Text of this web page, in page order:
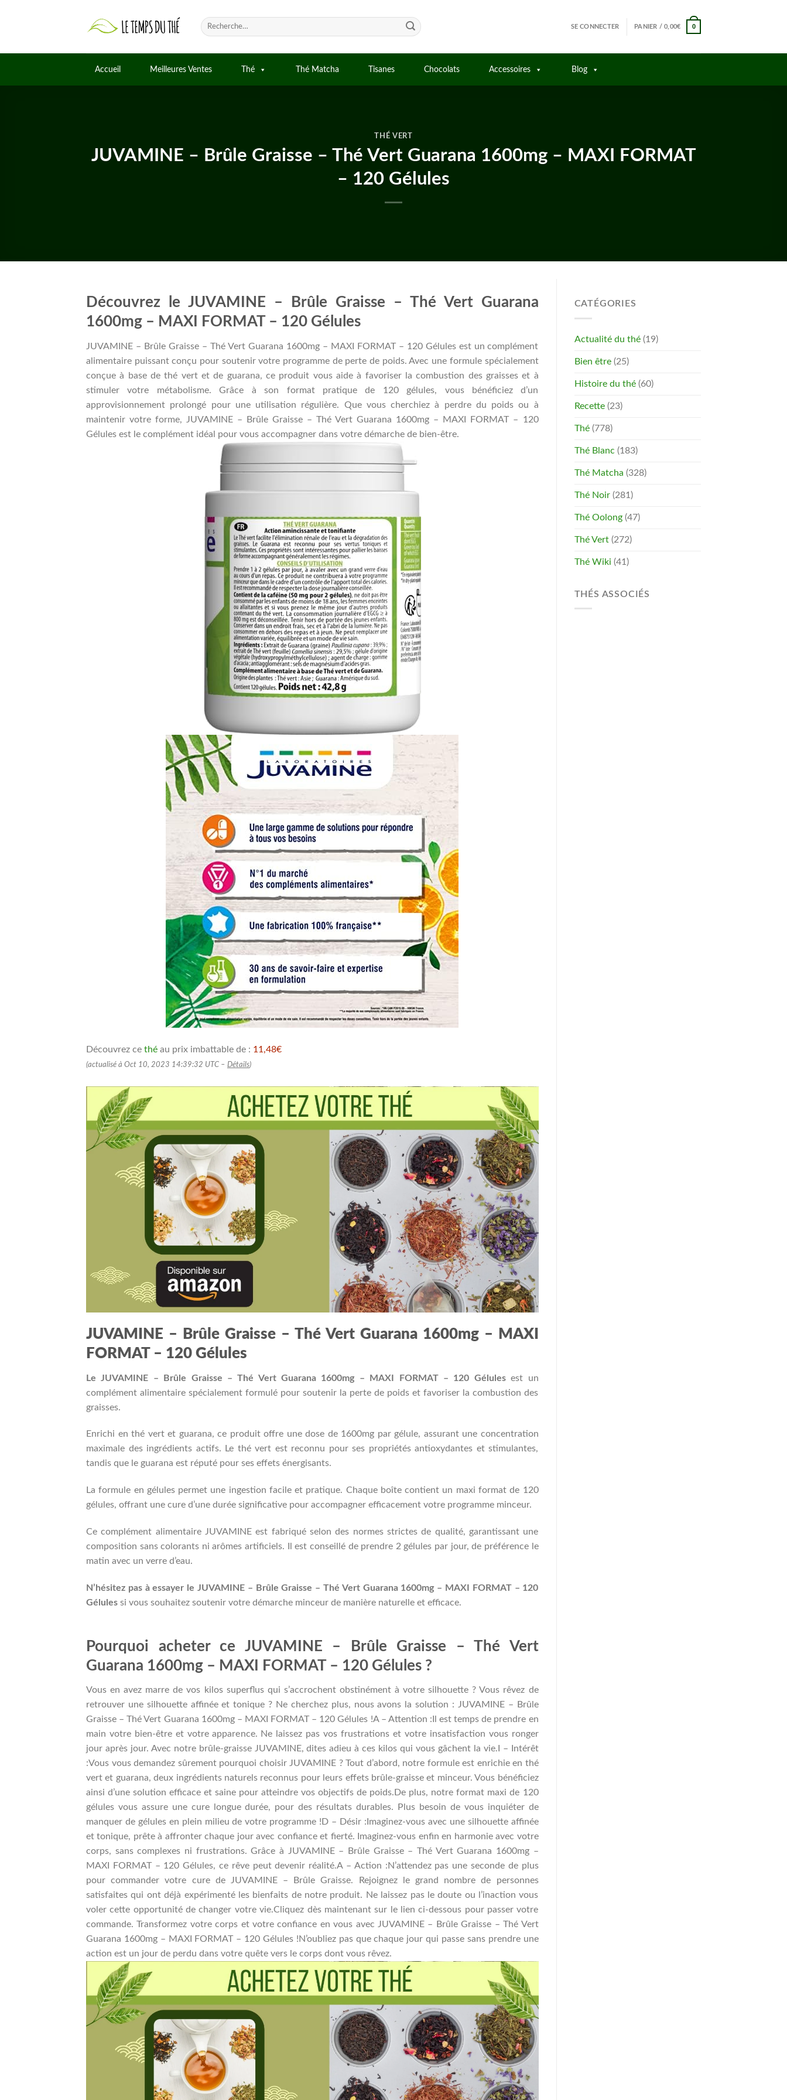
Recherche
pour :
SE CONNECTER PANIER /0,00€ 0
Accueil Meilleures Ventes Thé Thé Matcha Tisanes Chocolats Accessoires Blog
THÉ VERT
JUVAMINE – Brûle Graisse – Thé Vert Guarana 1600mg – MAXI FORMAT
– 120 Gélules
Découvrez le JUVAMINE – Brûle Graisse – Thé Vert Guarana
1600mg – MAXI FORMAT – 120 Gélules
JUVAMINE – Brûle Graisse – Thé Vert Guarana 1600mg – MAXI FORMAT – 120 Gélules est un complément
alimentaire puissant conçu pour soutenir votre programme de perte de poids. Avec une formule spécialement
conçue à base de thé vert et de guarana, ce produit vous aide à favoriser la combustion des graisses et à
stimuler votre métabolisme. Grâce à son format pratique de 120 gélules, vous bénéficiez d’un
approvisionnement prolongé pour une utilisation régulière. Que vous cherchiez à perdre du poids ou à
maintenir votre forme, JUVAMINE – Brûle Graisse – Thé Vert Guarana 1600mg – MAXI FORMAT – 120
Gélules est le complément idéal pour vous accompagner dans votre démarche de bien-être.
Découvrez ce thé au prix imbattable de : 11,48€
(actualisé à Oct 10, 2023 14:39:32 UTC – Détails)
JUVAMINE – Brûle Graisse – Thé Vert Guarana 1600mg – MAXI
FORMAT – 120 Gélules
Le JUVAMINE – Brûle Graisse – Thé Vert Guarana 1600mg – MAXI FORMAT – 120 Gélulesest un
complément alimentaire spécialement formulé pour soutenir la perte de poids et favoriser la combustion des
graisses.
Enrichi en thé vert et guarana, ce produit offre une dose de 1600mg par gélule, assurant une concentration
maximale des ingrédients actifs. Le thé vert est reconnu pour ses propriétés antioxydantes et stimulantes,
tandis que le guarana est réputé pour ses effets énergisants.
La formule en gélules permet une ingestion facile et pratique. Chaque boîte contient un maxi format de 120
gélules, offrant une cure d’une durée significative pour accompagner efficacement votre programme minceur.
Ce complément alimentaire JUVAMINE est fabriqué selon des normes strictes de qualité, garantissant une
composition sans colorants ni arômes artificiels. Il est conseillé de prendre 2 gélules par jour, de préférence le
matin avec un verre d’eau.
N’hésitez pas à essayer le JUVAMINE – Brûle Graisse – Thé Vert Guarana 1600mg – MAXI FORMAT – 120
Gélules si vous souhaitez soutenir votre démarche minceur de manière naturelle et efficace.
Pourquoi acheter ce JUVAMINE – Brûle Graisse – Thé Vert
Guarana 1600mg – MAXI FORMAT – 120 Gélules ?
Vous en avez marre de vos kilos superflus qui s’accrochent obstinément à votre silhouette ? Vous rêvez de
retrouver une silhouette affinée et tonique ? Ne cherchez plus, nous avons la solution : JUVAMINE – Brûle
Graisse – Thé Vert Guarana 1600mg – MAXI FORMAT – 120 Gélules !A – Attention :Il est temps de prendre en
main votre bien-être et votre apparence. Ne laissez pas vos frustrations et votre insatisfaction vous ronger
jour après jour. Avec notre brûle-graisse JUVAMINE, dites adieu à ces kilos qui vous gâchent la vie.I – Intérêt
:Vous vous demandez sûrement pourquoi choisir JUVAMINE ? Tout d’abord, notre formule est enrichie en thé
vert et guarana, deux ingrédients naturels reconnus pour leurs effets brûle-graisse et minceur. Vous bénéficiez
ainsi d’une solution efficace et saine pour atteindre vos objectifs de poids.De plus, notre format maxi de 120
gélules vous assure une cure longue durée, pour des résultats durables. Plus besoin de vous inquiéter de
manquer de gélules en plein milieu de votre programme !D – Désir :Imaginez-vous avec une silhouette affinée
et tonique, prête à affronter chaque jour avec confiance et fierté. Imaginez-vous enfin en harmonie avec votre
corps, sans complexes ni frustrations. Grâce à JUVAMINE – Brûle Graisse – Thé Vert Guarana 1600mg –
MAXI FORMAT – 120 Gélules, ce rêve peut devenir réalité.A – Action :N’attendez pas une seconde de plus
pour commander votre cure de JUVAMINE – Brûle Graisse. Rejoignez le grand nombre de personnes
satisfaites qui ont déjà expérimenté les bienfaits de notre produit. Ne laissez pas le doute ou l’inaction vous
voler cette opportunité de changer votre vie.Cliquez dès maintenant sur le lien ci-dessous pour passer votre
commande. Transformez votre corps et votre confiance en vous avec JUVAMINE – Brûle Graisse – Thé Vert
Guarana 1600mg – MAXI FORMAT – 120 Gélules !N’oubliez pas que chaque jour qui passe sans prendre une
action est un jour de perdu dans votre quête vers le corps dont vous rêvez.
CATÉGORIES
Actualité du thé(19)
Bien être(25)
Histoire du thé(60)
Recette(23)
Thé(778)
Thé Blanc (183)
Thé Matcha (328)
Thé Noir(281)
Thé Oolong(47)
Thé Vert(272)
Thé Wiki (41)
THÉS ASSOCIÉS